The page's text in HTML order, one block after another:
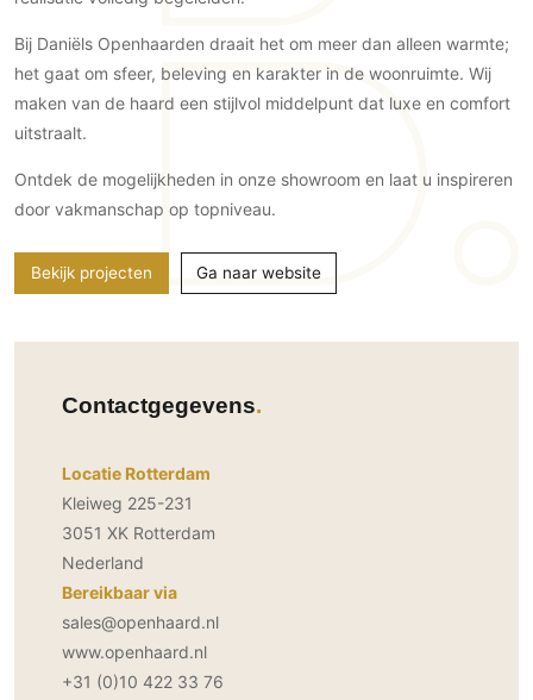
Deurbeslag
Raambeslag
Meubelbeslag
Vloer
Vloeren
Beton Ciré vloeren
Gietvloeren
Natuursteen en keramiek vloeren
Wandafwerking
Beton Ciré
Behang / Wandtextiel
Schilderwerk
Stucwerk
Bij Daniëls Openhaarden draait het om meer dan alleen warmte;
het gaat om sfeer, beleving en karakter in de woonruimte. Wij
maken van de haard een stijlvol middelpunt dat luxe en comfort
uitstraalt.
Ontdek de mogelijkheden in onze showroom en laat u inspireren
door vakmanschap op topniveau.
Bekijk projecten Ga naar website
Contactgegevens
Locatie Rotterdam
Kleiweg 225-231
3051 XK Rotterdam
Nederland
Bereikbaar via
sales@openhaard.nl
www.openhaard.nl
+31 (0)10 422 33 76